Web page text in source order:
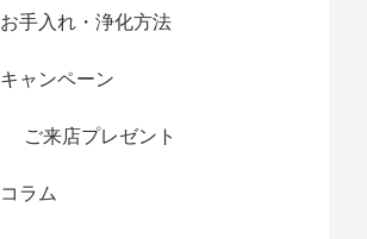
お手入れ・浄化方法
キャンペーン
ご来店プレゼント
コラム